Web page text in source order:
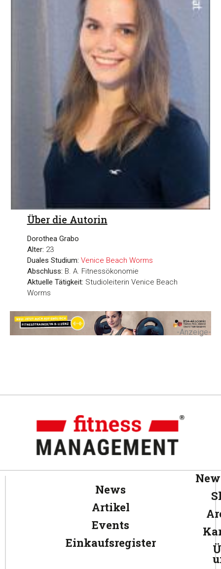
Über die Autorin
Dorothea Grabo
Alter: 23
Duales Studium: Venice Beach Worms
Abschluss: B. A. Fitnessökonomie
Aktuelle Tätigkeit: Studioleiterin Venice Beach
Worms
-Anzeige-
News
Artikel
Events
Einkaufsregister